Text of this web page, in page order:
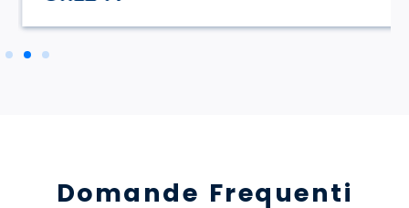
Domande Frequenti